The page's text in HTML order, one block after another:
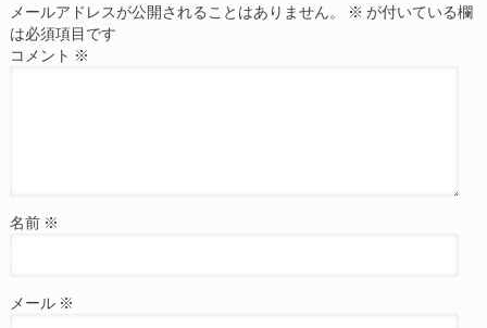
メールアドレスが公開されることはありません。 ※ が付いている欄
は必須項目です
コメント ※
名前 ※
メール ※